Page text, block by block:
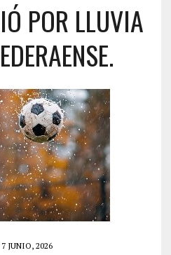
POR LLUVIA
7 JUNIO, 2026